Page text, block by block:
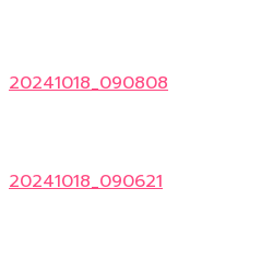
20241018_090808
20241018_090621